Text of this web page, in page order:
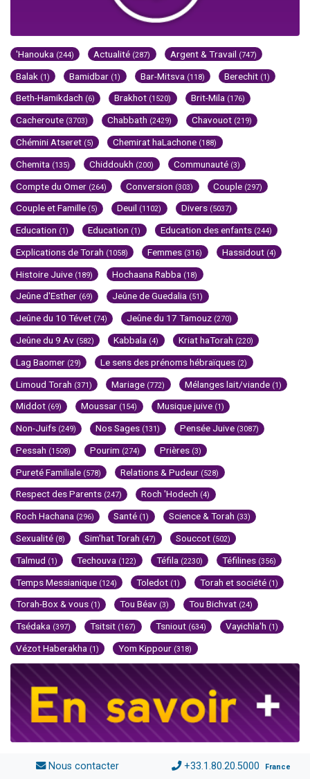
'Hanouka (244) Actualité (287) Argent & Travail (747)
Balak (1) Bamidbar (1) Bar-Mitsva (118) Berechit (1)
Beth-Hamikdach (6) Brakhot (1520) Brit-Mila (176)
Cacheroute (3703) Chabbath (2429) Chavouot (219)
Chémini Atseret (5) Chemirat haLachone (188)
Chemita (135) Chiddoukh (200) Communauté (3)
Compte du Omer (264) Conversion (303) Couple (297)
Couple et Famille (5) Deuil (1102) Divers (5037)
Education (1) Education (1) Education des enfants (244)
Explications de Torah (1058) Femmes (316) Hassidout (4)
Histoire Juive (189) Hochaana Rabba (18)
Jeûne d'Esther (69) Jeûne de Guedalia (51)
Jeûne du 10 Tévet (74) Jeûne du 17 Tamouz (270)
Jeûne du 9 Av (582) Kabbala (4) Kriat haTorah (220)
Lag Baomer (29) Le sens des prénoms hébraïques (2)
Limoud Torah (371) Mariage (772) Mélanges lait/viande (1)
Middot (69) Moussar (154) Musique juive (1)
Non-Juifs (249) Nos Sages (131) Pensée Juive (3087)
Pessah (1508) Pourim (274) Prières (3)
Pureté Familiale (578) Relations & Pudeur (528)
Respect des Parents (247) Roch 'Hodech (4)
Roch Hachana (296) Santé (1) Science & Torah (33)
Sexualité (8) Sim'hat Torah (47) Souccot (502)
Talmud (1) Techouva (122) Téfila (2230) Téfilines (356)
Temps Messianique (124) Toledot (1) Torah et société (1)
Torah-Box & vous (1) Tou Béav (3) Tou Bichvat (24)
Tsédaka (397) Tsitsit (167) Tsniout (634) Vayichla'h (1)
Vézot Haberakha (1) Yom Kippour (318)
Nous contacter +33.1.80.20.5000 France